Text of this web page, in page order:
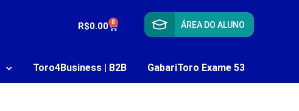
R$0.00 0 ÁREA DO ALUNO
Toro4Business | B2B GabariToro Exame 53